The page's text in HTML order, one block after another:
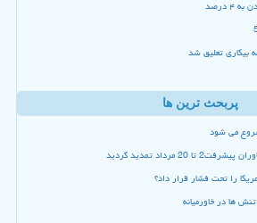
درصد
بیکاری تعلیق شد
پربحث ترین ها
شروع می شود
مرداد تمدید گردید
را تحت فشار قرار داد؟
ها در خاورمیانه